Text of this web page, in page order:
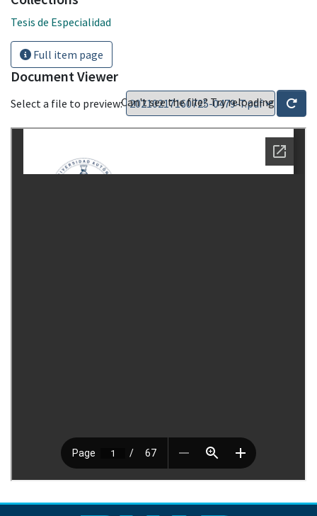
Tesis de Especialidad
Full item page
Document Viewer
Select a file to preview:Can't see the file? Try reloading